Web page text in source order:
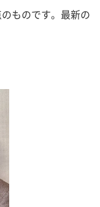
ものです。最新の